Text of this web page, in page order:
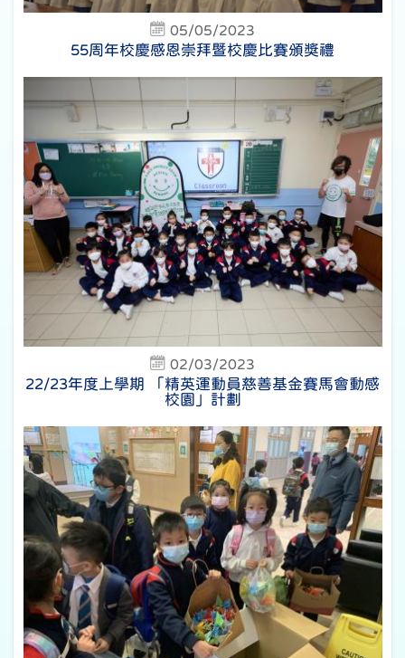
05/05/2023
55周年校慶感恩崇拜暨校慶比賽頒獎禮
02/03/2023
22/23年度上學期 「精英運動員慈善基金賽馬會動感
校園」計劃